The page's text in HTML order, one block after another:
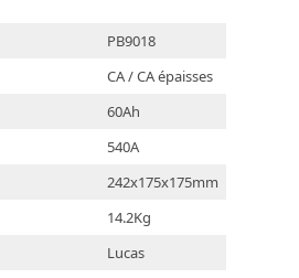
PB9018
CA / CA épaisses
60Ah
540A
242x175x175mm
14.2Kg
Lucas